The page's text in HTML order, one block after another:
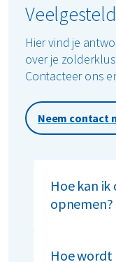
Hier vind je
over je
Contacteer ons
Neem contact
Hoe kan
opnemen?
nummer:
Hoe